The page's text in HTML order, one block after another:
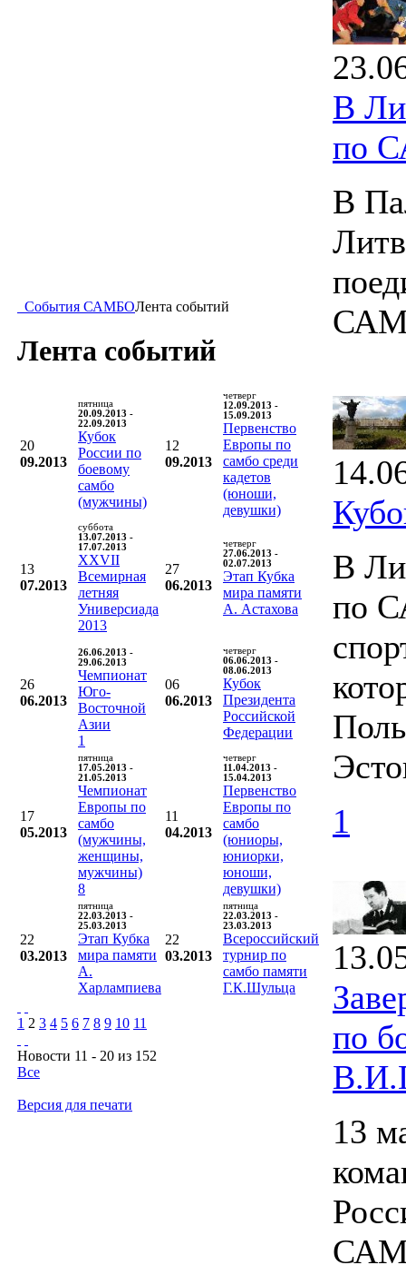
События САМБОЛента событий
Лента событий
20
09.2013
пятница
20.09.2013 -
22.09.2013
Кубок
России по
боевому
самбо
(мужчины)
12
09.2013
четверг
12.09.2013 -
15.09.2013
Первенство
Европы по
самбо среди
кадетов
(юноши,
девушки)
13
07.2013
суббота
13.07.2013 -
17.07.2013
XXVII
Всемирная
летняя
Универсиада
2013
27
06.2013
четверг
27.06.2013 -
02.07.2013
Этап Кубка
мира памяти
А. Астахова
26
06.2013
26.06.2013 -
29.06.2013
Чемпионат
Юго-
Восточной
Азии
1
06
06.2013
четверг
06.06.2013 -
08.06.2013
Кубок
Президента
Российской
Федерации
17
05.2013
пятница
17.05.2013 -
21.05.2013
Чемпионат
Европы по
самбо
(мужчины,
женщины,
мужчины)
8
11
04.2013
четверг
11.04.2013 -
15.04.2013
Первенство
Европы по
самбо
(юниоры,
юниорки,
юноши,
девушки)
22
03.2013
пятница
22.03.2013 -
25.03.2013
Этап Кубка
мира памяти
А.
Харлампиева
22
03.2013
пятница
22.03.2013 -
23.03.2013
Всероссийский
турнир по
самбо памяти
Г.К.Шульца
1 2 3 4 5 6 7 8 9 10 11
Новости 11 - 20 из 152
Все
Версия для печати
В
по
В
В
по
1
по
13